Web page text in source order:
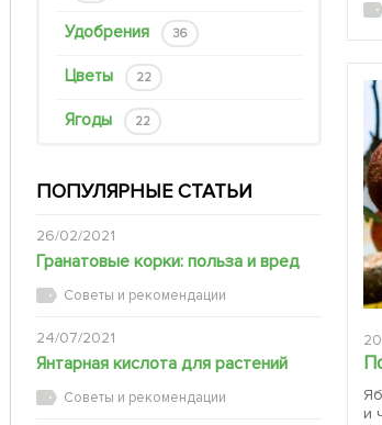
Удобрения 36
Цветы 22
Ягоды 22
ПОПУЛЯРНЫЕ СТАТЬИ
26/02/2021
Гранатовые корки: польза и вред
Советы и рекомендации
24/07/2021
Янтарная кислота для растений
Советы и рекомендации
и